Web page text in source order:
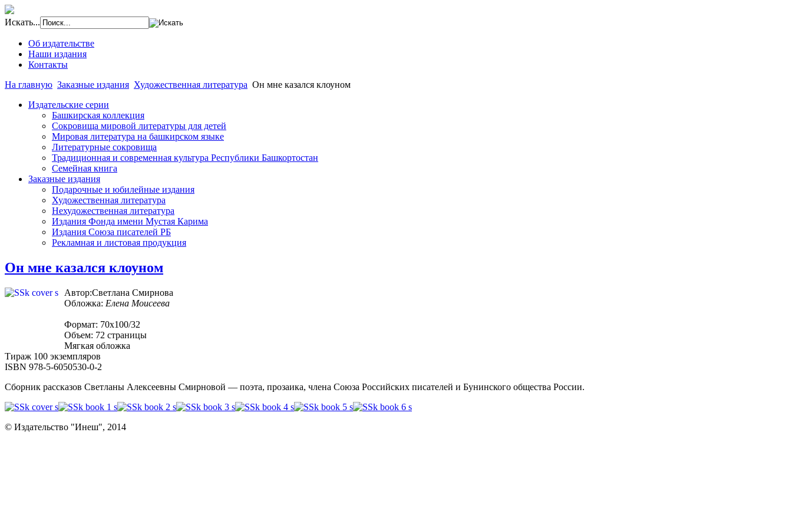
Искать...
Об издательстве
Наши издания
Контакты
На главную Заказные издания Художественная литература Он мне казался клоуном
Издательские серии
Башкирская коллекция
Сокровища мировой литературы для детей
Мировая литература на башкирском языке
Литературные сокровища
Традиционная и современная культура Республики Башкортостан
Семейная книга
Заказные издания
Подарочные и юбилейные издания
Художественная литература
Нехудожественная литература
Издания Фонда имени Мустая Карима
Издания Союза писателей РБ
Рекламная и листовая продукция
Он мне казался клоуном
Автор:Светлана Смирнова
Обложка: Елена Моисеева
Формат: 70х100/32
Объем: 72 страницы
Мягкая обложка
Тираж 100 экземпляров
ISBN 978-5-6050530-0-2
Сборник рассказов Светланы Алексеевны Смирновой — поэта, прозаика, члена Союза Российских писателей и Бунинского общества России.
© Издательство "Инеш", 2014